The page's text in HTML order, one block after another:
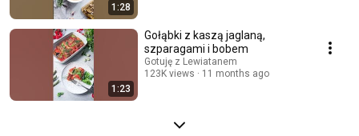
1:28
1:23
Gołąbki z kaszą jaglaną,
szparagami i bobem
Gotuję z Lewiatanem
123K views
11 months ago